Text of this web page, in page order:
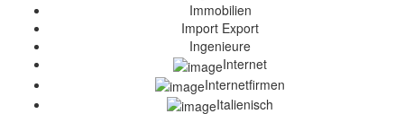
Immobilien
Import Export
Ingenieure
Internet
Internetfirmen
Italienisch